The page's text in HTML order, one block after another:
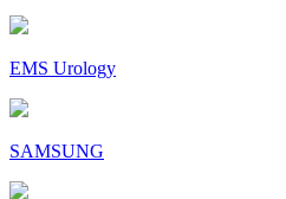
EMS Urology
SAMSUNG